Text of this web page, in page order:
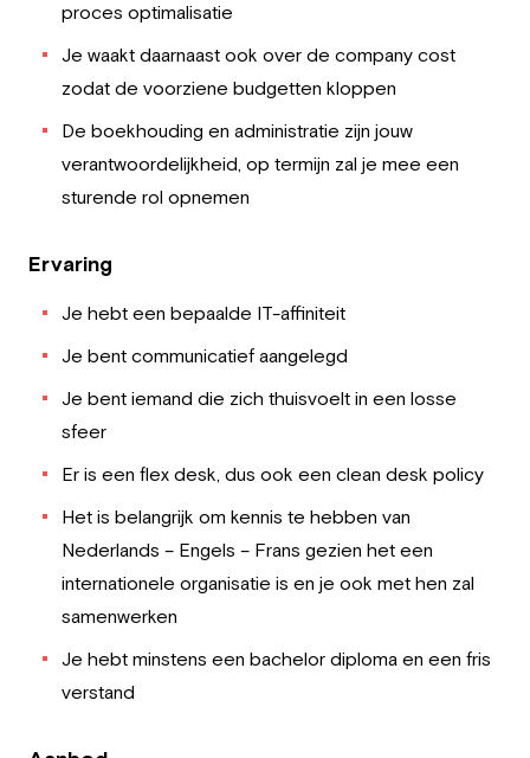
proces optimalisatie
Je waakt daarnaast ook over de company cost
zodat de voorziene budgetten kloppen
De boekhouding en administratie zijn jouw
verantwoordelijkheid, op termijn zal je mee een
sturende rol opnemen
Ervaring
Je hebt een bepaalde IT-affiniteit
Je bent communicatief aangelegd
Je bent iemand die zich thuisvoelt in een losse
sfeer
Er is een flex desk, dus ook een clean desk policy
Het is belangrijk om kennis te hebben van
Nederlands – Engels – Frans gezien het een
internationele organisatie is en je ook met hen zal
samenwerken
Je hebt minstens een bachelor diploma en een fris
verstand